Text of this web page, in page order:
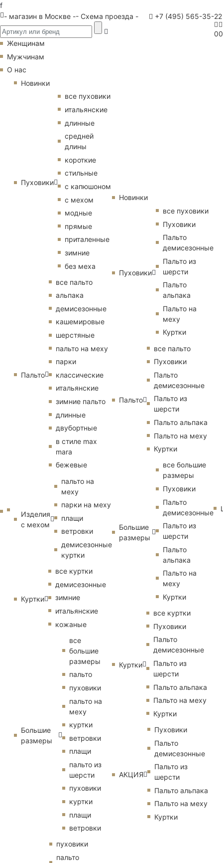
f
- магазин в Москве -- Схема проезда - +7 (495) 565-35-22
00
Женщинам
Мужчинам
О нас
Новинки
Пуховики
все пуховики
итальянские
длинные
средней
длины
короткие
стильные
с капюшоном
с мехом
модные
прямые
приталенные
зимние
без меха
Пальто
все пальто
альпака
демисезонные
кашемировые
шерстяные
пальто на меху
парки
классические
итальянские
зимние пальто
длинные
двубортные
в стиле max
mara
бежевые
Изделия
с мехом
пальто на
меху
парки на меху
плащи
ветровки
демисезонные
куртки
Куртки
все куртки
демисезонные
зимние
итальянские
кожаные
Большие
размеры
все
большие
размеры
пальто
пуховики
пальто на
меху
куртки
ветровки
плащи
пальто из
шерсти
пуховики
куртки
плащи
ветровки
пуховики
пальто
Новинки
Пуховики
все пуховики
Пуховики
Пальто
демисезонные
Пальто из
шерсти
Пальто
альпака
Пальто на
меху
Куртки
Пальто
все пальто
Пуховики
Пальто
демисезонные
Пальто из
шерсти
Пальто альпака
Пальто на меху
Куртки
Большие
размеры
все большие
размеры
Пуховики
Пальто
демисезонные
Пальто из
шерсти
Пальто
альпака
Пальто на
меху
Куртки
Куртки
все куртки
Пуховики
Пальто
демисезонные
Пальто из
шерсти
Пальто альпака
Пальто на меху
Куртки
АКЦИЯ
Пуховики
Пальто
демисезонные
Пальто из
шерсти
Пальто альпака
Пальто на меху
Куртки